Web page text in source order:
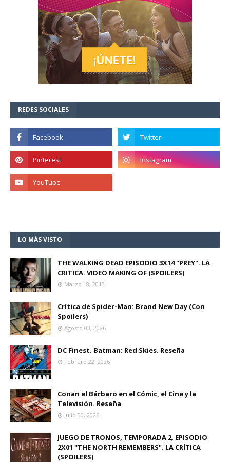
REDES SOCIALES
LO MÁS VISTO
THE WALKING DEAD EPISODIO 3X14 "PREY". LA
CRITICA. VIDEO MAKING OF (SPOILERS)
Marzo 18, 2013
Crítica de Spider-Man: Brand New Day (Con
Spoilers)
Agosto 03, 2026
DC Finest. Batman: Red Skies. Reseña
Febrero 22, 2026
Conan el Bárbaro en el Cómic, el Cine y la
Televisión. Reseña
Julio 30, 2026
JUEGO DE TRONOS, TEMPORADA 2, EPISODIO
2X01 "THE NORTH REMEMBERS". LA CRÍTICA
(SPOILERS)